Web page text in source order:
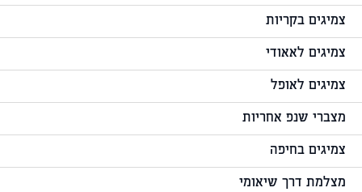
צמיגים בקריות
צמיגים לאאודי
צמיגים לאופל
מצברי שנפ אחריות
צמיגים בחיפה
מצלמת דרך שיאומי